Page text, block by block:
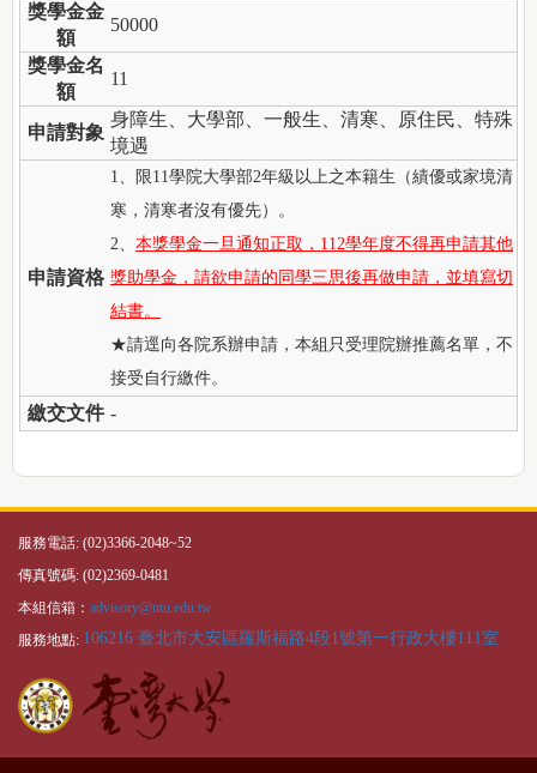
獎學金金
額
50000
獎學金名
額
11
申請對象
身障生、大學部、一般生、清寒、原住民、特殊
境遇
申請資格
1、限11學院大學部2年級以上之本籍生（績優或家境清
寒，清寒者沒有優先）。
2、 本獎學金一旦通知正取，112學年度不得再申請其他
獎助學金，請欲申請的同學三思後再做申請，並填寫切
結書。
★請逕向各院系辦申請，本組只受理院辦推薦名單，不
接受自行繳件。
繳交文件 -
服務電話: (02)3366-2048~52
傳真號碼: (02)2369-0481
本組信箱： advisory@ntu.edu.tw
服務地點: 106216 臺北市大安區羅斯福路4段1號第一行政大樓111室